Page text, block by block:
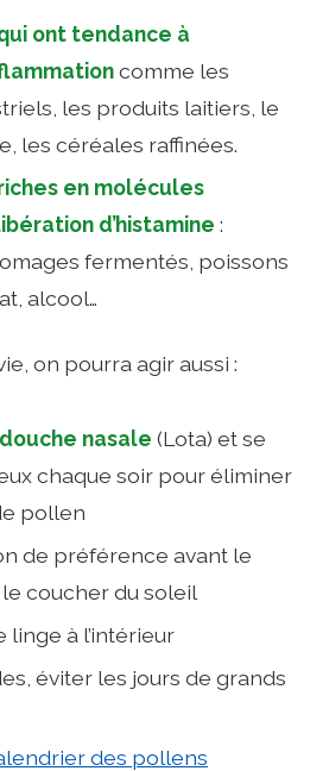
ont tendance à
comme les
les produits laitiers, le
les céréales raffinées.
en molécules
d’histamine :
fermentés, poissons
alcool…
on pourra agir aussi :
douche nasale (Lota) et se
chaque soir pour éliminer
pollen
de préférence avant le
coucher du soleil
linge à l’intérieur
éviter les jours de grands
des pollens